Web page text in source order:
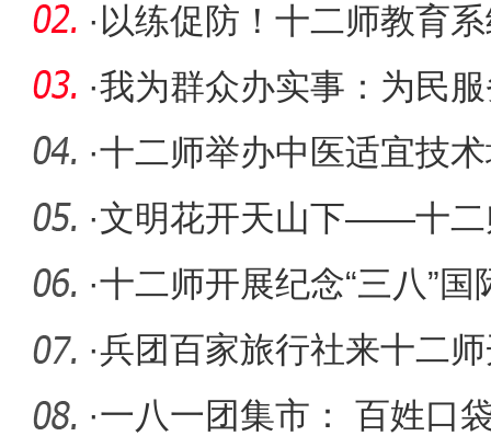
· 以练促防！十二师教育
急疏散演
·我为群众办实事：为民
暖民心
·十二师举办中医适宜技
·文明花开天山下——十二
作综述
·十二师开展纪念“三八”
表彰大
·兵团百家旅行社来十二
·一八一团集市： 百姓口